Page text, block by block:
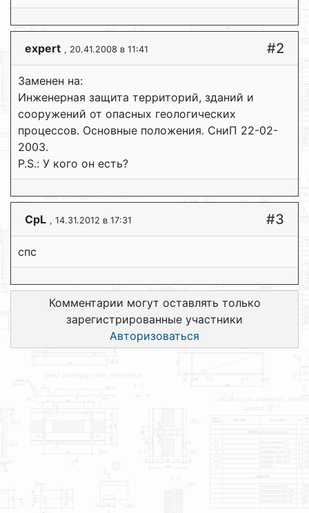
expert , 20.41.2008 в 11:41 #2
Заменен на:
Инженерная защита территорий, зданий и
сооружений от опасных геологических
процессов. Основные положения. СниП 22-02-
2003.
P.S.: У кого он есть?
CpL , 14.31.2012 в 17:31 #3
cпс
Комментарии могут оставлять только
зарегистрированные участники
Авторизоваться